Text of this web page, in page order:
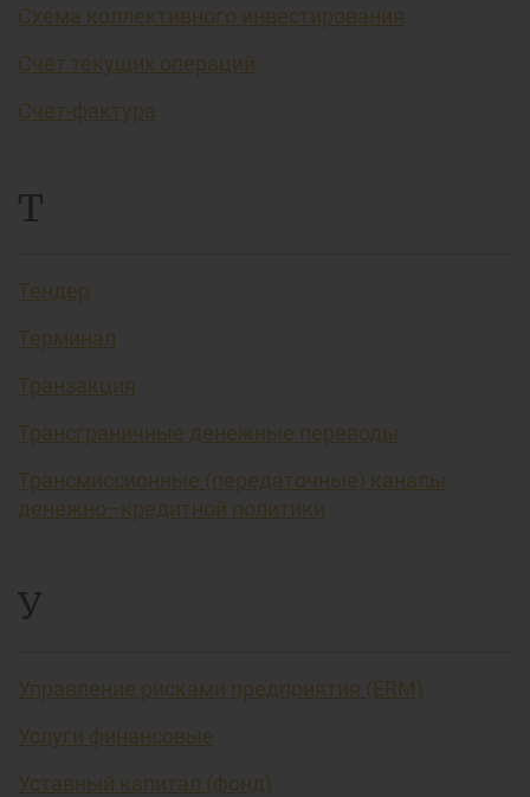
Схема коллективного инвестирования
Счёт текущих операций
Счет-фактура
Т
Тендер
Терминал
Транзакция
Трансграничные денежные переводы
Трансмиссионные (передаточные) каналы
денежно–кредитной политики
У
Управление рисками предприятия (ERM)
Услуги финансовые
Уставный капитал (фонд)